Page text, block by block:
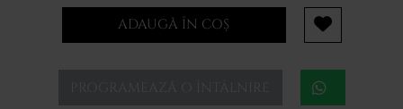
ADAUGĂ ÎN COȘ